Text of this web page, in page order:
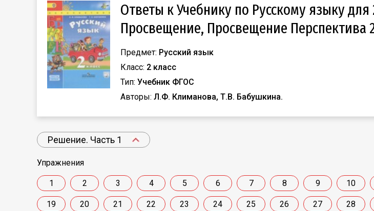
Ответы к Учебнику по Русскому языку
Просвещение, Просвещение Перспектива
Предмет: Русский язык
Класс: 2 класс
Тип: Учебник ФГОС
Авторы: Л.Ф. Климанова, Т.В. Бабушкина.
Решение. Часть 1
Упражнения
1 2 3 4 5 6 7 8 9 10
19 20 21 22 23 24 25 26 27 28